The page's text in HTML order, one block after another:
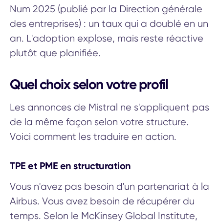
Num 2025 (publié par la Direction générale
des entreprises) : un taux qui a doublé en un
an. L'adoption explose, mais reste réactive
plutôt que planifiée.
Quel choix selon votre profil
Les annonces de Mistral ne s'appliquent pas
de la même façon selon votre structure.
Voici comment les traduire en action.
TPE et PME en structuration
Vous n'avez pas besoin d'un partenariat à la
Airbus. Vous avez besoin de récupérer du
temps. Selon le McKinsey Global Institute,